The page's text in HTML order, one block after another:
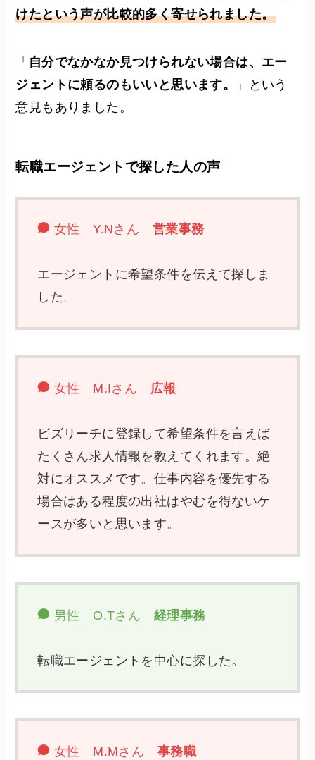
けたという声が比較的多く寄せられました。
「 自分でなかなか見つけられない場合は、エー
ジェントに頼るのもいいと思います。
」という
意見もありました。
転職エージェントで探した人の声
女性 Y.Nさん 営業事務
エージェントに希望条件を伝えて探しま
した。
女性 M.Iさん 広報
ビズリーチに登録して希望条件を言えば
たくさん求人情報を教えてくれます。絶
対にオススメです。仕事内容を優先する
場合はある程度の出社はやむを得ないケ
ースが多いと思います。
男性 O.Tさん 経理事務
転職エージェントを中心に探した。
女性 M.Mさん 事務職